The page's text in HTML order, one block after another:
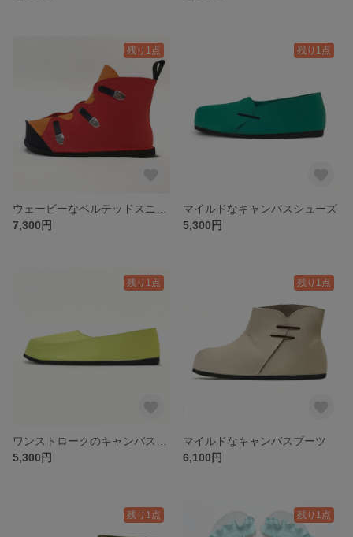
残り1点
7,300円
残り1点
マイルドなキャンバスシューズ
5,300円
残り1点
5,300円
残り1点
マイルドなキャンバスブーツ
6,100円
残り1点 残り1点